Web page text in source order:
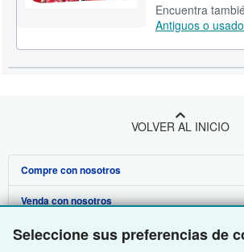
Seleccione sus preferencias de
Encuentra
Antiguos o
VOLVER AL INICIO
Compre con nosotros
Búsqueda avanzada
Colecciones
Venda con nosotros
Comenzar a vender
Sobre nosotros